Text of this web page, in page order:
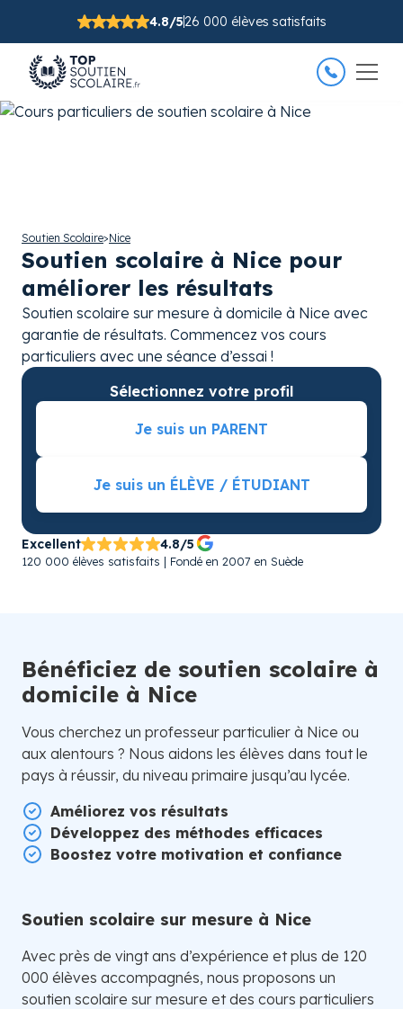
4.8/526 000 élèves satisfaits
Soutien Scolaire>Nice
Soutien scolaire à Nice pour
améliorer les résultats
Soutien scolaire sur mesure à domicile à Nice avec
garantie de résultats. Commencez vos cours
particuliers avec une séance d’essai !
Sélectionnez votre profil
Je suis un PARENT
Je suis un ÉLÈVE / ÉTUDIANT
Excellent 4.8/5
120 000 élèves satisfaits | Fondé en 2007 en Suède
Bénéficiez de soutien scolaire à
domicile à Nice
Vous cherchez un professeur particulier à Nice ou
aux alentours ? Nous aidons les élèves dans tout le
pays à réussir, du niveau primaire jusqu’au lycée.
Améliorez vos résultats
Développez des méthodes efficaces
Boostez votre motivation et confiance
Soutien scolaire sur mesure à Nice
Avec près de vingt ans d’expérience et plus de 120
000 élèves accompagnés, nous proposons un
soutien scolaire sur mesure et des cours particuliers